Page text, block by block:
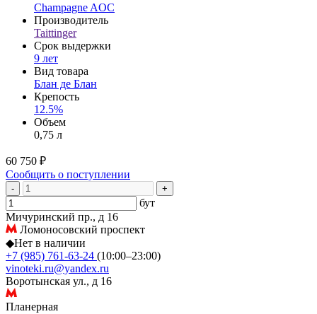
Champagne AOC
Производитель
Taittinger
Срок выдержки
9 лет
Вид товара
Блан де Блан
Крепость
12.5%
Объем
0,75 л
60 750 ₽
Сообщить о поступлении
- +
бут
Мичуринский пр., д 16
Ломоносовский проспект
◆Нет в наличии
+7 (985) 761-63-24 (10:00–23:00)
vinoteki.ru@yandex.ru
Воротынская ул., д 16
Планерная